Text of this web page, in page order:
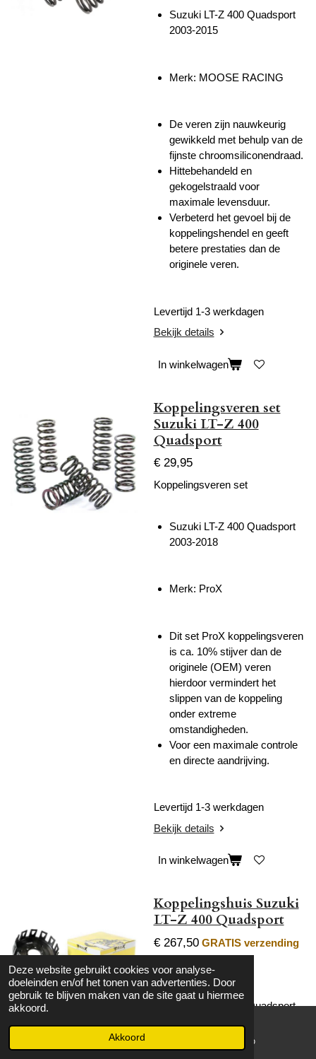
Deze website gebruikt cookies voor analyse-
doeleinden en/of het tonen van advertenties. Door
gebruik te blijven maken van de site gaat u hiermee
akkoord.
Akkoord
Suzuki LT-Z 400 Quadsport
2003-2015
Merk: MOOSE RACING
De veren zijn nauwkeurig
gewikkeld met behulp van de
fijnste chroomsiliconendraad.
Hittebehandeld en
gekogelstraald voor
maximale levensduur.
Verbeterd het gevoel bij de
koppelingshendel en geeft
betere prestaties dan de
originele veren.
Levertijd 1-3 werkdagen
Bekijk details
In winkelwagen
Koppelingsveren set
Suzuki LT-Z 400
Quadsport
€ 29,95
Koppelingsveren set
Suzuki LT-Z 400 Quadsport
2003-2018
Merk: ProX
Dit set ProX koppelingsveren
is ca. 10% stijver dan de
originele (OEM) veren
hierdoor vermindert het
slippen van de koppeling
onder extreme
omstandigheden.
Voor een maximale controle
en directe aandrijving.
Levertijd 1-3 werkdagen
Bekijk details
In winkelwagen
Koppelingshuis Suzuki
LT-Z 400 Quadsport
€ 267,50 GRATIS verzending
Koppelingshuis
Suzuki LT-Z 400 Quadsport
WhatsApp